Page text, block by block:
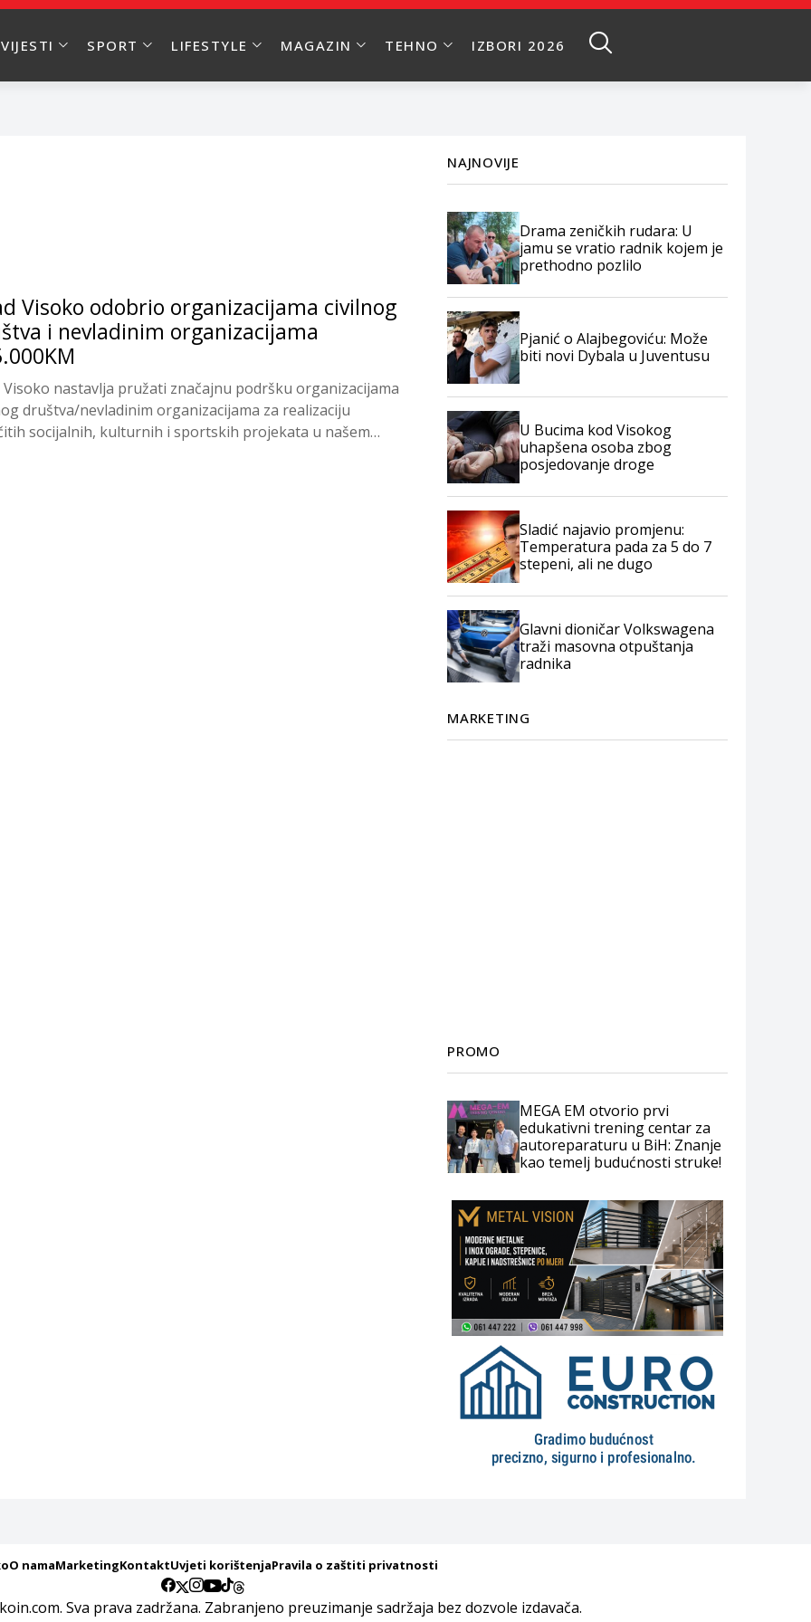
VIJESTI SPORT LIFESTYLE MAGAZIN TEHNO IZBORI 2026
Visoko odobrio organizacijama civilnog
i nevladinim organizacijama
Visoko nastavlja pružati značajnu podršku organizacijama
društva/nevladinim organizacijama za realizaciju
socijalnih, kulturnih i sportskih projekata u našem
NAJNOVIJE
Drama zeničkih rudara: U
jamu se vratio radnik kojem je
prethodno pozlilo
Pjanić o Alajbegoviću: Može
biti novi Dybala u Juventusu
U Bucima kod Visokog
uhapšena osoba zbog
posjedovanje droge
Sladić najavio promjenu:
Temperatura pada za 5 do 7
stepeni, ali ne dugo
Glavni dioničar Volkswagena
traži masovna otpuštanja
radnika
MARKETING
PROMO
MEGA EM otvorio prvi
edukativni trening centar za
autoreparaturu u BiH: Znanje
kao temelj budućnosti struke!
O namaMarketingKontaktUvjeti korištenjaPravila o zaštiti privatnosti
Sva prava zadržana. Zabranjeno preuzimanje sadržaja bez dozvole izdavača.